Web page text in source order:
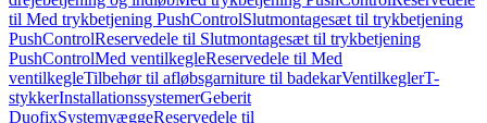
til Med trykbetjening PushControlSlutmontagesæt til trykbetjening
PushControlReservedele til Slutmontagesæt til trykbetjening
PushControlMed ventilkegleReservedele til Med
ventilkegleTilbehør til afløbsgarniture til badekarVentilkeglerT-
stykkerInstallationssystemerGeberit
DuofixSystemvæggeReservedele til